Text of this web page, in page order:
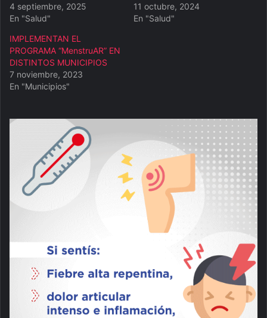
4 septiembre, 2025
En "Salud"
11 octubre, 2024
En "Salud"
IMPLEMENTAN EL
PROGRAMA “MenstruAR” EN
DISTINTOS MUNICIPIOS
7 noviembre, 2023
En "Municipios"